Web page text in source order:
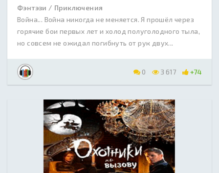
Фэнтэзи / Приключения
Война... Война никогда не меняется. Я прошёл через
горячие бои первых лет и холод полуголодного тыла,
но совсем не ожидал погибнуть от рук двух...
0 3 617 +74